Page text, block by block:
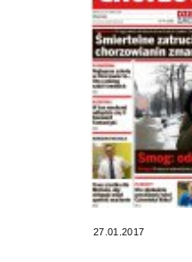
27.01.2017